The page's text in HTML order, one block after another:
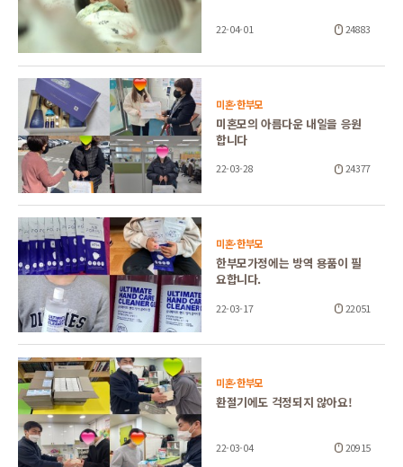
22-04-01 24883
미혼·한부모
미혼모의 아름다운 내일을 응원
합니다
22-03-28 24377
미혼·한부모
한부모가정에는 방역 용품이 필
요합니다.
22-03-17 22051
미혼·한부모
환절기에도 걱정되지 않아요!
22-03-04 20915